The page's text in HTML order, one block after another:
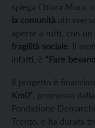
spiega Chiara Mura,
la comunità
aperte a tutti, con un
fragilità sociale. Il
infatti, è “Fare
Il progetto è
Km0” , promosso
Fondazione
Trento, e ha durata